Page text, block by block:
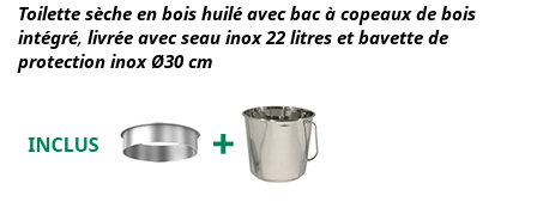
Toilette sèche en bois huilé avec bac à copeaux de bois
intégré, livrée avec seau inox 22 litres et bavette de
protection inox Ø30 cm